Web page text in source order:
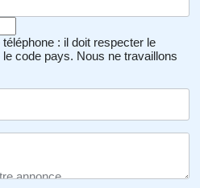
: il doit respecter le
code pays. Nous ne travaillons